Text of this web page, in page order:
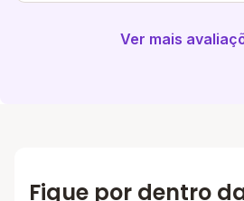
Ver mais
Fique por dentro